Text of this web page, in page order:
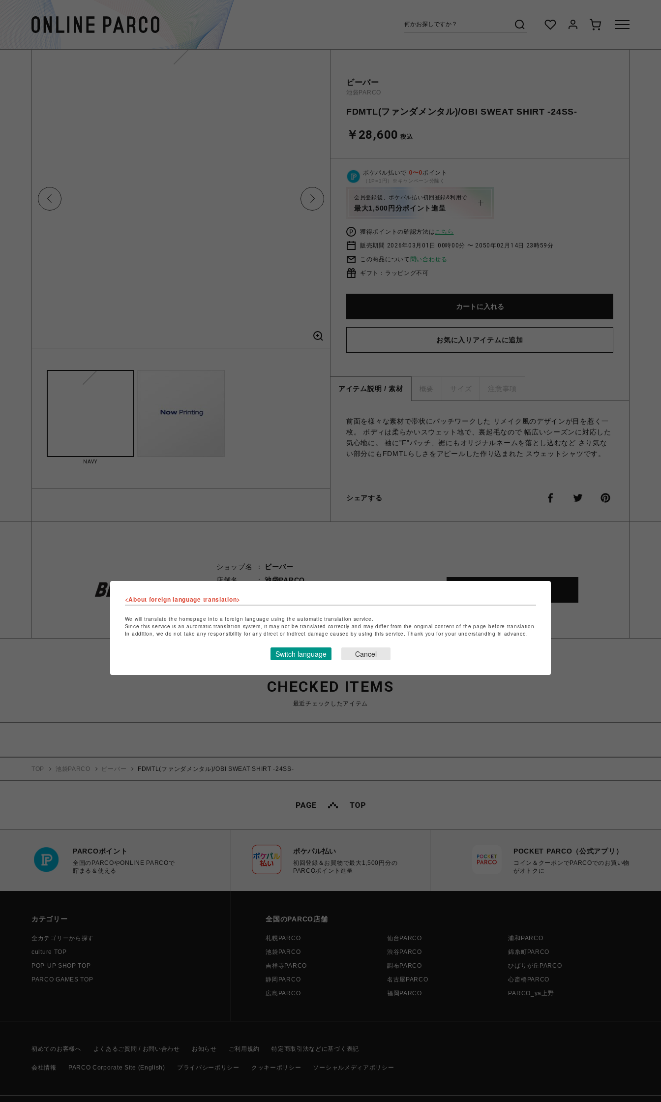
NAVY
ビーバー
池袋PARCO
FDMTL(ファンダメンタル)/OBI SWEAT SHIRT -24SS-
￥28,600 税込
ポケパル払いで 0〜0ポイント
（1P=1円）※キャンペーン分除く
会員登録後、ポケパル払い初回登録&利用で
最大1,500円分ポイント進呈
獲得ポイントの確認方法はこちら
販売期間 2026年03月01日 00時00分 〜 2050年02月14日 23時59分
この商品について 問い合わせる
ギフト：ラッピング不可
カートに入れる
お気に入りアイテムに追加
アイテム説明 / 素材 概要 サイズ 注意事項
前面を様々な素材で帯状にパッチワークした リメイク風のデザインが目を惹く一
枚。 ボディは柔らかいスウェット地で、裏起毛なので 幅広いシーズンに対応した
気心地に。 袖に”F”パッチ、裾にもオリジナルネームを落とし込むなど さり気な
い部分にもFDMTLらしさをアピールした作り込まれた スウェットシャツです。
シェアする
ショップ名
ビーバー
店舗名
池袋PARCO
特定商取引法など法令に基づく表記は
CHECKED ITEMS
最近チェックしたアイテム
TOP 池袋PARCO ビーバー FDMTL(ファンダメンタル)/OBI SWEAT SHIRT -24SS-
PARCOポイント
全国のPARCOやONLINE PARCOで
貯まる＆使える
ポケパル払い
初回登録＆お買物で最大1,500円分の
PARCOポイント進呈
POCKET PARCO（公式アプリ）
コイン＆クーポンでPARCOでのお買い物
がオトクに
カテゴリー
全カテゴリーから探す
culture TOP
POP-UP SHOP TOP
PARCO GAMES TOP
全国のPARCO店舗
札幌PARCO 仙台PARCO
浦和PARCO
池袋PARCO
渋谷PARCO
錦糸町PARCO
吉祥寺PARCO
調布PARCO
ひばりが丘PARCO
静岡PARCO
名古屋PARCO
心斎橋PARCO
広島PARCO
福岡PARCO PARCO_ya上野
初めてのお客様へ よくあるご質問 / お問い合わせ お知らせ ご利用規約 特定商取引法などに基づく表記
会社情報 PARCO Corporate Site (English) プライバシーポリシー クッキーポリシー ソーシャルメディアポリシー
<About foreign language translation>
We will translate the homepage into a foreign language using the automatic translation service.
Since this service is an automatic translation system, it may not be translated correctly and may differ from the original content of the page before translation.
In addition, we do not take any responsibility for any direct or indirect damage caused by using this service. Thank you for your understanding in advance.
Switch language Cancel